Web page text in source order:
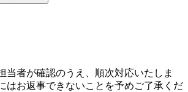
当者が確認のうえ、順次対応いたしま
はお返事できないことを予めご了承くだ